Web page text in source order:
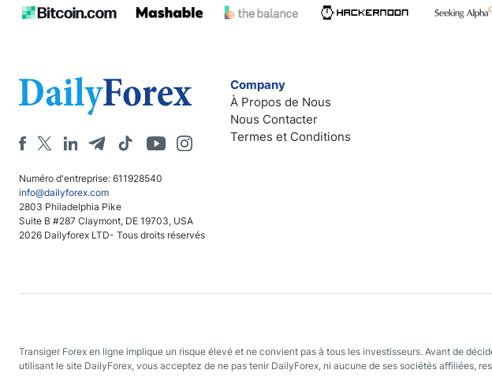
Numéro d'entreprise: 611928540
info@dailyforex.com
2803 Philadelphia Pike
Suite B #287 Claymont, DE 19703, USA
2026 Dailyforex LTD- Tous droits réservés
Company
À Propos de Nous
Nous Contacter
Termes et Conditions
Transiger Forex en ligne implique un risque élevé et ne convient pas à tous les investisseurs. Avant de
utilisant le site DailyForex, vous acceptez de ne pas tenir DailyForex, ni aucune de ses sociétés affiliées,